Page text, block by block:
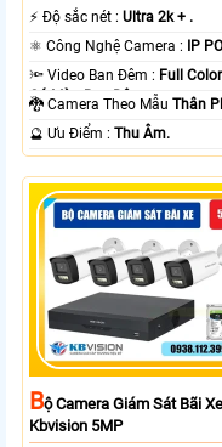
️⚡ Độ sắc nét :Ultra 2k + .
⚛️ Công Nghệ Camera : IP
🔦 Video Ban Đêm : Full
Có Màu Ban Ðêm.
🐉️ Camera Theo MẫuThân
️🔮 Ưu Điểm :Thu Âm.
BỘ Camera Giám Sát Bãi Xe
Kbvision 5MP